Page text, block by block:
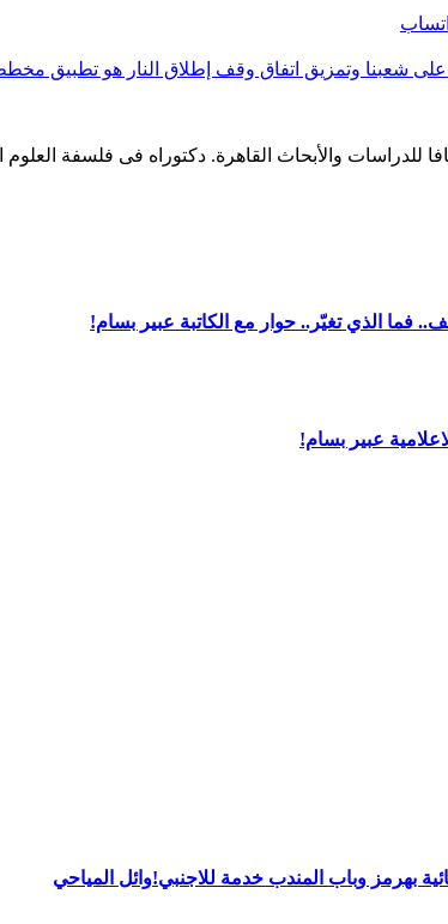
على شعبنا وتمزيق اتفاق وقف إطلاق النار هو تطبيق
فما الذي تغيّر.. حوار مع الكاتبة عبير بسام!
عبير بسام!
بهرمز وباب المندب خدمة للاجنبي!وائل المياحي